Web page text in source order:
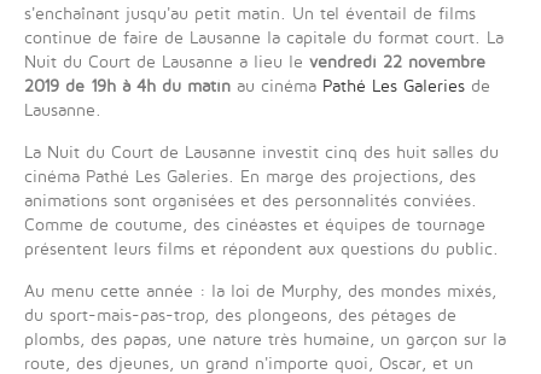
s'enchaînant jusqu'au petit matin. Un tel éventail de films
continue de faire de Lausanne la capitale du format court. La
Nuit du Court de Lausanne a lieu le vendredi 22 novembre
2019 de 19h à 4h du matin au cinéma Pathé Les Galeries de
Lausanne.
La Nuit du Court de Lausanne investit cinq des huit salles du
cinéma Pathé Les Galeries. En marge des projections, des
animations sont organisées et des personnalités conviées.
Comme de coutume, des cinéastes et équipes de tournage
présentent leurs films et répondent aux questions du public.
Au menu cette année : la loi de Murphy, des mondes mixés,
du sport-mais-pas-trop, des plongeons, des pétages de
plombs, des papas, une nature très humaine, un garçon sur la
route, des djeunes, un grand n'importe quoi, Oscar, et un